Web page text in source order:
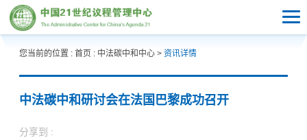
您当前的位置 : 首页 : 中法碳中和中心> 资讯详情
中法碳中和研讨会在法国巴黎成功召开
分享到 :